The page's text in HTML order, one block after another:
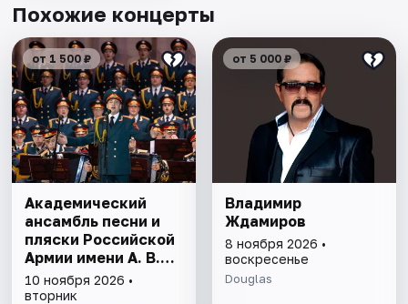
Похожие концерты
от 1 500 ₽
Академический
ансамбль песни и
пляски Российской
Армии имени А. В.
Александрова
10 ноября 2026 •
вторник
от 5 000 ₽
Владимир
Ждамиров
8 ноября 2026 •
воскресенье
Douglas